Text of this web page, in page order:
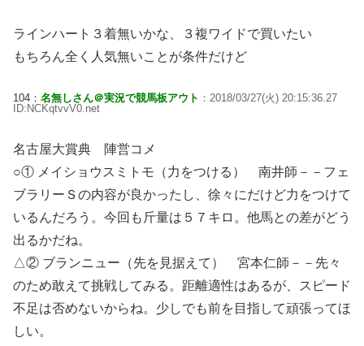
ラインハート３着無いかな、３複ワイドで買いたい
もちろん全く人気無いことが条件だけど
104： 名無しさん＠実況で競馬板アウト ：2018/03/27(火) 20:15:36.27
ID:NCKqtvvV0.net
名古屋大賞典 陣営コメ
○① メイショウスミトモ（力をつける） 南井師－－フェ
ブラリーＳの内容が良かったし、徐々にだけど力をつけて
いるんだろう。今回も斤量は５７キロ。他馬との差がどう
出るかだね。
△② ブランニュー（先を見据えて） 宮本仁師－－先々
のため敢えて挑戦してみる。距離適性はあるが、スピード
不足は否めないからね。少しでも前を目指して頑張ってほ
しい。